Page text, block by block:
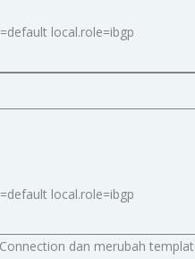
local.role=ibgp
local.role=ibgp
dan merubah